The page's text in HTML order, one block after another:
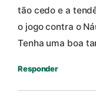
tão cedo e a
o jogo contra o
Tenha uma boa
Responder